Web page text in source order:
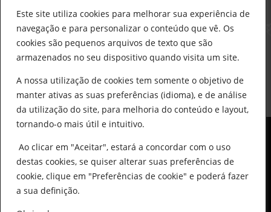
Este site utiliza cookies para melhorar sua experiência de
navegação e para personalizar o conteúdo que vê. Os
cookies são pequenos arquivos de texto que são
armazenados no seu dispositivo quando visita um site.
A nossa utilização de cookies tem somente o objetivo de
manter ativas as suas preferências (idioma), e de análise
da utilização do site, para melhoria do conteúdo e layout,
tornando-o mais útil e intuitivo.
Ao clicar em "Aceitar", estará a concordar com o uso
destas cookies, se quiser alterar suas preferências de
cookie, clique em "Preferências de cookie" e poderá fazer
a sua definição.
construcao@delarobia.pt
R. António Andrade, 1171
2820-287 • Charneca de Caparica
© All Copyright 2025 by Delarobia.pt